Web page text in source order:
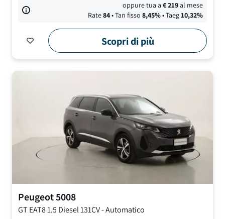
oppure tua a€219al mese
Rate84• Tan fisso 8,45%• Taeg10,32%
Scopri di più
Peugeot5008
GT EAT81.5 Diesel 131CV-Automatico